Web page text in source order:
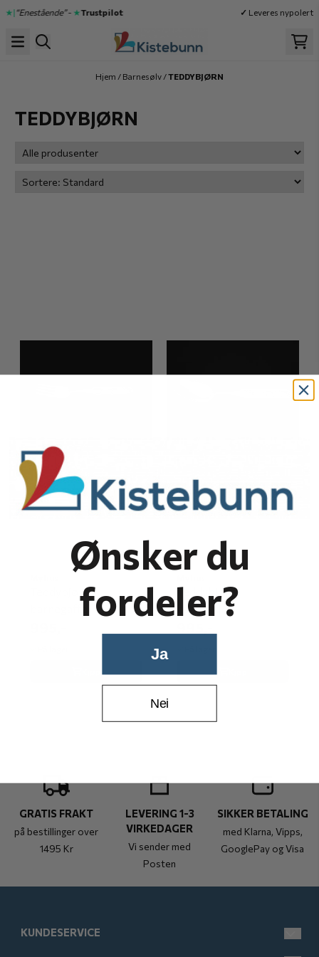
Hopp til innhold
“Enestående”-★Trustpilot ✓Leveres nypolert
Hjem / Barnesølv /TEDDYBJØRN
TEDDYBJØRN
Teddybjørn
Teddybjørn
barneskje
GRATIS FRAKT
på bestillinger over
1495 Kr
LEVERING 1-3
VIRKEDAGER
Vi sender med
Posten
SIKKER BETALING
med Klarna, Vipps,
GooglePay og Visa
KUNDESERVICE
Ønsker du
fordeler?
Ja
Nei